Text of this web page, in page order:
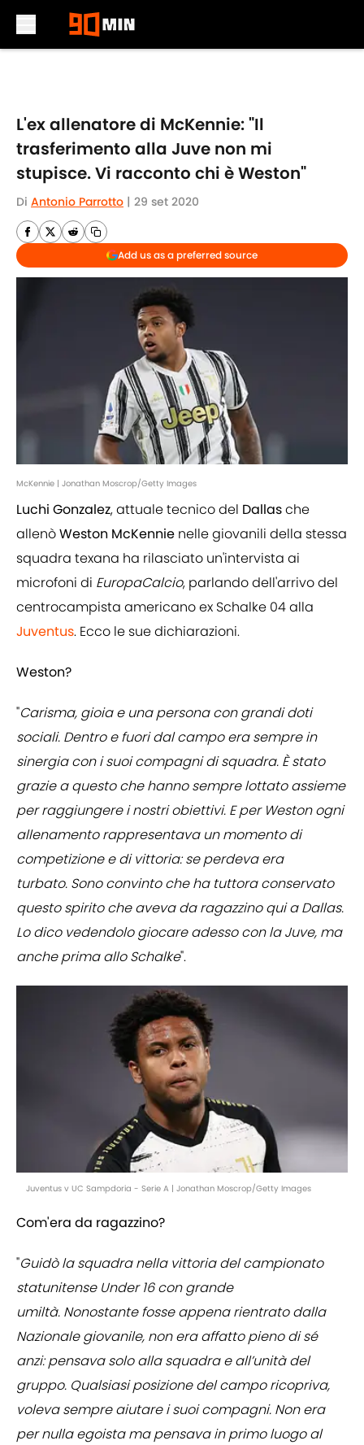
L'ex allenatore di McKennie: "Il
trasferimento alla Juve non mi
stupisce. Vi racconto chi è Weston"
Di Antonio Parrotto | 29 set 2020
Add us as a preferred source
McKennie | Jonathan Moscrop/Getty Images
Luchi Gonzalez, attuale tecnico del Dallasche
allenòWeston McKennie nelle giovanili della stessa
squadra texana ha rilasciato un'intervista ai
microfoni di EuropaCalcio, parlando dell'arrivo del
centrocampista americano ex Schalke 04 alla
Juventus. Ecco le sue dichiarazioni.
Weston?
"Carisma, gioia e una persona con grandi doti
sociali. Dentro e fuori dal campo era sempre in
sinergia con i suoi compagni di squadra. È stato
grazie a questo che hanno sempre lottato assieme
per raggiungere i nostri obiettivi. E per Weston ogni
allenamento rappresentava un momento di
competizione e di vittoria: se perdeva era
turbato. Sono convinto che ha tuttora conservato
questo spirito che aveva da ragazzino qui a Dallas.
Lo dico vedendolo giocare adesso con la Juve, ma
anche prima allo Schalke".
Juventus v UC Sampdoria - Serie A | Jonathan Moscrop/Getty Images
Com'era da ragazzino?
"Guidò la squadra nella vittoria del campionato
statunitense Under 16 con grande
umiltà. Nonostante fosse appena rientrato dalla
Nazionale giovanile, non era affatto pieno di sé
anzi: pensava solo alla squadra e all’unità del
gruppo. Qualsiasi posizione del campo ricopriva,
voleva sempre aiutare i suoi compagni. Non era
per nulla egoista ma pensava in primo luogo al